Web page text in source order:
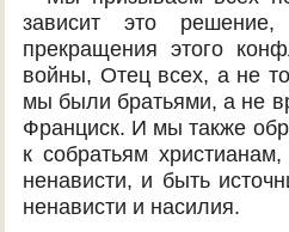
зависит это
прекращения этого
войны, Отец всех, а не
мы были братьями, а не
Франциск. И мы также
к собратьям
ненависти, и быть
ненависти и насилия.